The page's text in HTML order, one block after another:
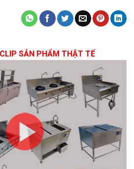
SẢN PHẨM THẬT TẾ